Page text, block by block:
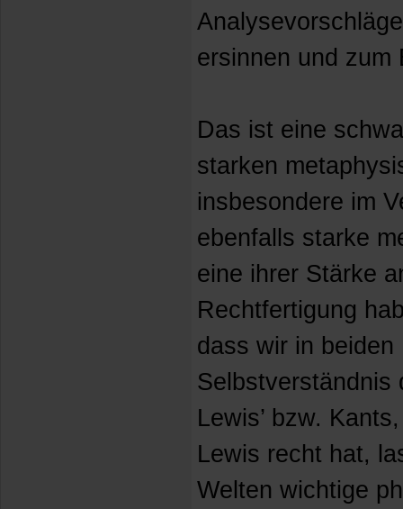
ersinnen und zum
Das ist eine
starken
insbesondere im
ebenfalls starke
eine ihrer Stärke
Rechtfertigung
dass wir in beiden
Selbstverständnis
Lewis’ bzw.
Lewis recht hat,
Welten wichtige